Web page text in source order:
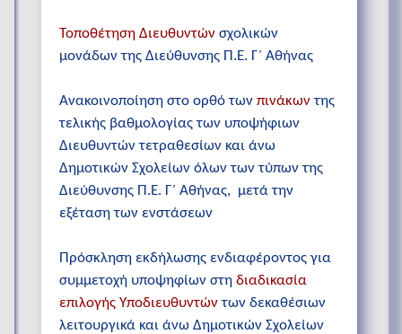
Τοποθέτηση Διευθυντών σχολικών
μονάδων της Διεύθυνσης Π.Ε. Γ΄ Αθήνας
Ανακοινοποίηση στο ορθό των πινάκωντης
τελικής βαθμολογίας των υποψήφιων
Διευθυντών τετραθεσίων και άνω
Δημοτικών Σχολείων όλων των τύπων της
Διεύθυνσης Π.Ε. Γ΄ Αθήνας, μετά την
εξέταση των ενστάσεων
Πρόσκληση εκδήλωσης ενδιαφέροντος για
συμμετοχή υποψηφίων στη διαδικασία
επιλογής Υποδιευθυντώντων δεκαθέσιων
λειτουργικά και άνω Δημοτικών Σχολείων